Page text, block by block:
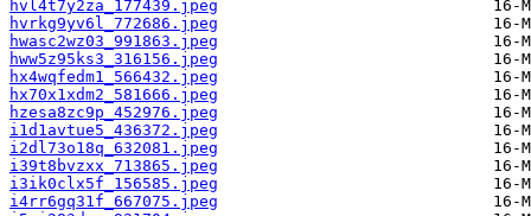
hvl4t7y2za_177439.jpeg
hvrkg9yv6l_772686.jpeg
hwasc2wz03_991863.jpeg
hww5z95ks3_316156.jpeg
hx4wqfedm1_566432.jpeg
hx70x1xdm2_581666.jpeg
hzesa8zc9p_452976.jpeg
i1d1avtue5_436372.jpeg
i2dl73o18q_632081.jpeg
i39t8bvzxx_713865.jpeg
i3ik0clx5f_156585.jpeg
i4rr6gq31f_667075.jpeg